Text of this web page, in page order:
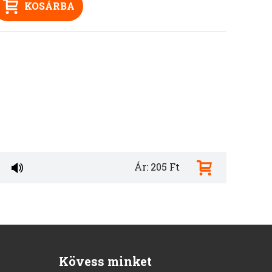
KOSÁRBA
Ár: 205 Ft
Kövess minket